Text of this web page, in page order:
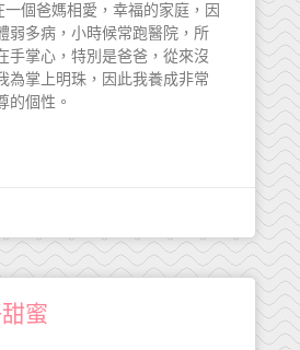
個爸媽相愛，幸福的家庭，因
弱多病，小時候常跑醫院，所
手掌心，特別是爸爸，從來沒
為掌上明珠，因此我養成非常
的個性。
蜜